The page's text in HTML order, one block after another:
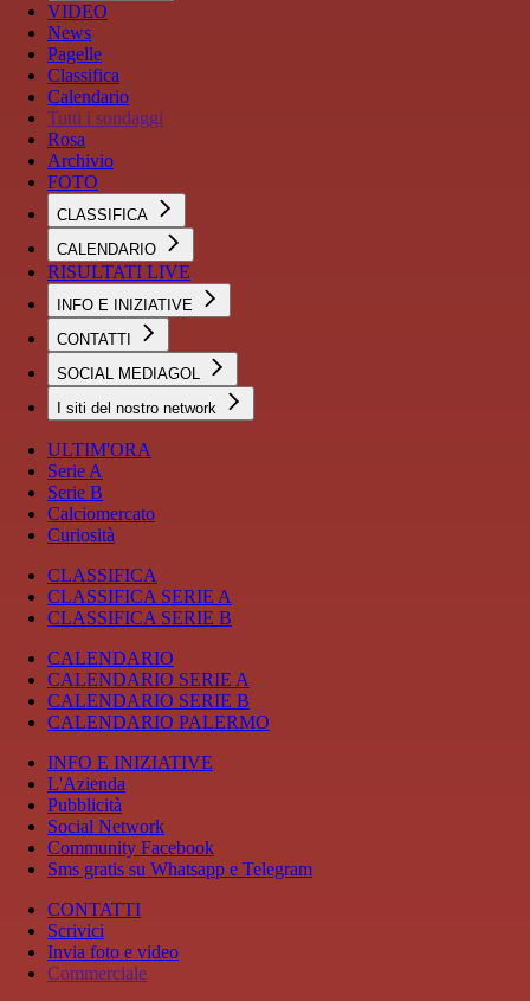
VIDEO
News
Pagelle
Classifica
Calendario
Tutti i sondaggi
Rosa
Archivio
FOTO
CLASSIFICA
CALENDARIO
RISULTATI LIVE
INFO E INIZIATIVE
CONTATTI
SOCIAL MEDIAGOL
I siti del nostro network
ULTIM'ORA
Serie A
Serie B
Calciomercato
Curiosità
CLASSIFICA
CLASSIFICA SERIE A
CLASSIFICA SERIE B
CALENDARIO
CALENDARIO SERIE A
CALENDARIO SERIE B
CALENDARIO PALERMO
INFO E INIZIATIVE
L'Azienda
Pubblicità
Social Network
Community Facebook
Sms gratis su Whatsapp e Telegram
CONTATTI
Scrivici
Invia foto e video
Commerciale